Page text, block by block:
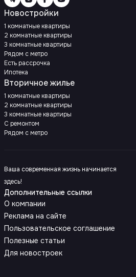
Новостройки
1 комнатные квартиры
2 комнатные квартиры
3 комнатные квартиры
Рядом с метро
Есть рассрочка
Ипотека
Вторичное жилье
1 комнатные квартиры
2 комнатные квартиры
3 комнатные квартиры
С ремонтом
Рядом с метро
Ваша современная жизнь начинается
здесь!
Дополнительные ссылки
О компании
Реклама на сайте
Пользовательское соглашение
Полезные статьи
Для новостроек